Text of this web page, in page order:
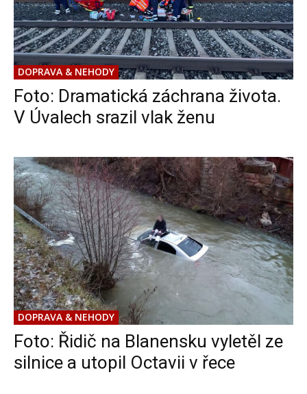
DOPRAVA & NEHODY
Foto: Dramatická záchrana života.
V Úvalech srazil vlak ženu
DOPRAVA & NEHODY
Foto: Řidič na Blanensku vyletěl ze
silnice a utopil Octavii v řece